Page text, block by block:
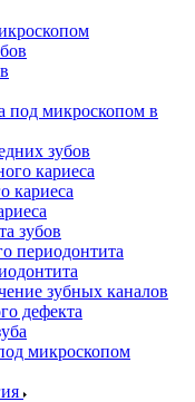
под микроскопом в
зубов
кариеса
кариеса
зубов
периодонтита
зубных каналов
дефекта
микроскопом